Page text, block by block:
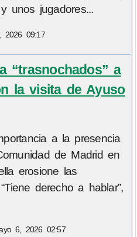
unos jugadores...
2026 09:17
“trasnochados” a
la visita de Ayuso
a la presencia
de Madrid en
erosione las
derecho a hablar”,
6, 2026 02:57